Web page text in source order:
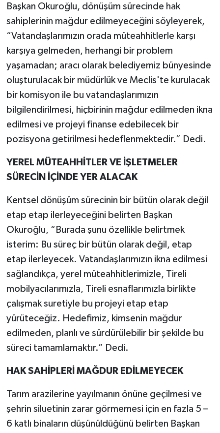
Başkan Okuroğlu, dönüşüm sürecinde hak
sahiplerinin mağdur edilmeyeceğini söyleyerek,
“Vatandaşlarımızın orada müteahhitlerle karşı
karşıya gelmeden, herhangi bir problem
yaşamadan; aracı olarak belediyemiz bünyesinde
oluşturulacak bir müdürlük ve Meclis'te kurulacak
bir komisyon ile bu vatandaşlarımızın
bilgilendirilmesi, hiçbirinin mağdur edilmeden ikna
edilmesi ve projeyi finanse edebilecek bir
pozisyona getirilmesi hedeflenmektedir.” Dedi.
YEREL MÜTEAHHİTLER VE İŞLETMELER
SÜRECİN İÇİNDE YER ALACAK
Kentsel dönüşüm sürecinin bir bütün olarak değil
etap etap ilerleyeceğini belirten Başkan
Okuroğlu, “Burada şunu özellikle belirtmek
isterim: Bu süreç bir bütün olarak değil, etap
etap ilerleyecek. Vatandaşlarımızın ikna edilmesi
sağlandıkça, yerel müteahhitlerimizle, Tireli
mobilyacılarımızla, Tireli esnaflarımızla birlikte
çalışmak suretiyle bu projeyi etap etap
yürüteceğiz. Hedefimiz, kimsenin mağdur
edilmeden, planlı ve sürdürülebilir bir şekilde bu
süreci tamamlamaktır.” Dedi.
HAK SAHİPLERİ MAĞDUR EDİLMEYECEK
Tarım arazilerine yayılmanın önüne geçilmesi ve
şehrin siluetinin zarar görmemesi için en fazla 5 –
6 katlı binaların düşünüldüğünü belirten Başkan